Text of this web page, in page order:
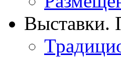
Выставки.